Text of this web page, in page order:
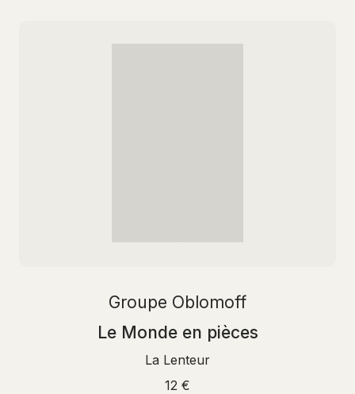
Groupe Oblomoff
Le Monde en pièces
La Lenteur
12 €